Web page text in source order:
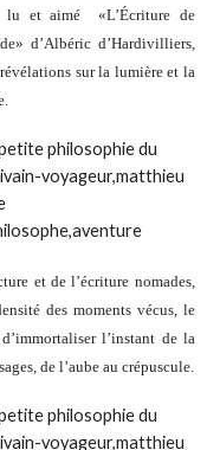
lu et aimé «L’Écriture de
d’Albéric d’Hardivilliers,
sur la lumière et la
et de l’écriture nomades,
des moments vécus, le
l’instant de la
de l’aube au crépuscule.